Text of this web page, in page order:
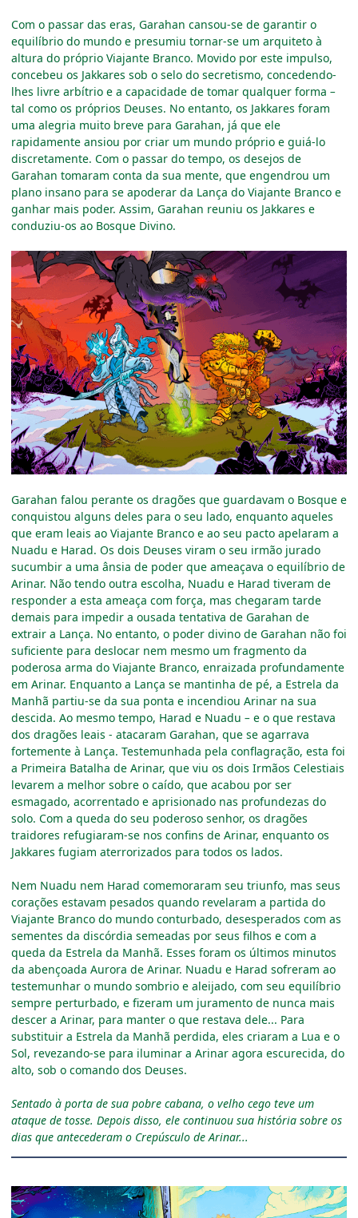
Com o passar das eras, Garahan cansou-se de garantir o
equilíbrio do mundo e presumiu tornar-se um arquiteto à
altura do próprio Viajante Branco. Movido por este impulso,
concebeu os Jakkares sob o selo do secretismo, concedendo-
lhes livre arbítrio e a capacidade de tomar qualquer forma –
tal como os próprios Deuses. No entanto, os Jakkares foram
uma alegria muito breve para Garahan, já que ele
rapidamente ansiou por criar um mundo próprio e guiá-lo
discretamente. Com o passar do tempo, os desejos de
Garahan tomaram conta da sua mente, que engendrou um
plano insano para se apoderar da Lança do Viajante Branco e
ganhar mais poder. Assim, Garahan reuniu os Jakkares e
conduziu-os ao Bosque Divino.
Garahan falou perante os dragões que guardavam o Bosque e
conquistou alguns deles para o seu lado, enquanto aqueles
que eram leais ao Viajante Branco e ao seu pacto apelaram a
Nuadu e Harad. Os dois Deuses viram o seu irmão jurado
sucumbir a uma ânsia de poder que ameaçava o equilíbrio de
Arinar. Não tendo outra escolha, Nuadu e Harad tiveram de
responder a esta ameaça com força, mas chegaram tarde
demais para impedir a ousada tentativa de Garahan de
extrair a Lança. No entanto, o poder divino de Garahan não foi
suficiente para deslocar nem mesmo um fragmento da
poderosa arma do Viajante Branco, enraizada profundamente
em Arinar. Enquanto a Lança se mantinha de pé, a Estrela da
Manhã partiu-se da sua ponta e incendiou Arinar na sua
descida. Ao mesmo tempo, Harad e Nuadu – e o que restava
dos dragões leais - atacaram Garahan, que se agarrava
fortemente à Lança. Testemunhada pela conflagração, esta foi
a Primeira Batalha de Arinar, que viu os dois Irmãos Celestiais
levarem a melhor sobre o caído, que acabou por ser
esmagado, acorrentado e aprisionado nas profundezas do
solo. Com a queda do seu poderoso senhor, os dragões
traidores refugiaram-se nos confins de Arinar, enquanto os
Jakkares fugiam aterrorizados para todos os lados.
Nem Nuadu nem Harad comemoraram seu triunfo, mas seus
corações estavam pesados quando revelaram a partida do
Viajante Branco do mundo conturbado, desesperados com as
sementes da discórdia semeadas por seus filhos e com a
queda da Estrela da Manhã. Esses foram os últimos minutos
da abençoada Aurora de Arinar. Nuadu e Harad sofreram ao
testemunhar o mundo sombrio e aleijado, com seu equilíbrio
sempre perturbado, e fizeram um juramento de nunca mais
descer a Arinar, para manter o que restava dele... Para
substituir a Estrela da Manhã perdida, eles criaram a Lua e o
Sol, revezando-se para iluminar a Arinar agora escurecida, do
alto, sob o comando dos Deuses.
Sentado à porta de sua pobre cabana, o velho cego teve um
ataque de tosse. Depois disso, ele continuou sua história sobre os
dias que antecederam o Crepúsculo de Arinar...